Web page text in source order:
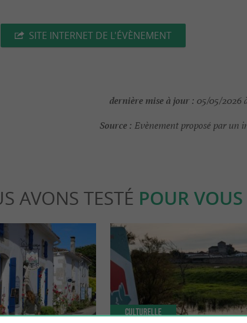
SITE INTERNET DE L'ÉVÈNEMENT
dernière mise à jour : 05/05/2026
Source : Evènement proposé par un
AVONS TESTÉ POUR VOUS
Culturelle